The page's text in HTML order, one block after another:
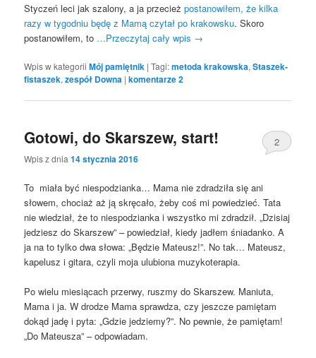
Styczeń leci jak szalony, a ja przecież postanowiłem, że kilka
razy w tygodniu będę z Mamą czytał po krakowsku. Skoro
postanowiłem, to …Przeczytaj cały wpis →
Wpis w kategoriiMój pamiętnik |Tagi:metoda krakowska,Staszek-
fistaszek,zespół Downa |komentarze2
Gotowi, do Skarszew, start!
Wpis z dnia14 stycznia 2016
2
To miała być niespodzianka… Mama nie zdradziła się ani
słowem, chociaż aż ją skręcało, żeby coś mi powiedzieć. Tata
nie wiedział, że to niespodzianka i wszystko mi zdradził. „Dzisiaj
jedziesz do Skarszew” – powiedział, kiedy jadłem śniadanko. A
ja na to tylko dwa słowa: „Będzie Mateusz!”. No tak… Mateusz,
kapelusz i gitara, czyli moja ulubiona muzykoterapia.
Po wielu miesiącach przerwy, ruszmy do Skarszew. Maniuta,
Mama i ja. W drodze Mama sprawdza, czy jeszcze pamiętam
dokąd jadę i pyta: „Gdzie jedziemy?”. No pewnie, że pamiętam!
„Do Mateusza” – odpowiadam.